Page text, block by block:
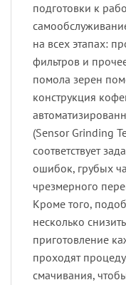
подготовки к
на всех этапах:
фильтров и
помола зерен
конструкция
(Sensor Grinding
соответствует
ошибок, грубых
чрезмерного
Кроме того,
несколько
приготовление
проходят
смачивания,